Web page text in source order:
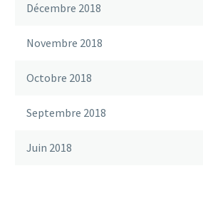
Décembre 2018
Novembre 2018
Octobre 2018
Septembre 2018
Juin 2018